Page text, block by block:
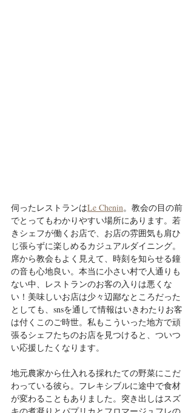
伺ったレストランはLe Chenin。教会の目の前
でとってもわかりやすい場所にあります。若
きシェフが働くお店で、お店の雰囲気も肩ひ
じ張らずに楽しめるカジュアルダイニング。
席から教会もよく見えて、時刻を知らせる鐘
の音も心地良い。本当に小さい村で人通りも
ない中、レストランのお客の入りは悪くな
い！美味しいお店は少々辺鄙なところだった
としても、snsを通して情報はいきわたりお客
は付くこのご時世。私もこういった地方で頑
張るシェフたちのお店を見つけると、ついつ
い応援したくなります。
地元農家から仕入れる採れたての野菜にこだ
わっている彼ら。フレキシブルに途中で食材
が変わることもありました。突き出しはスズ